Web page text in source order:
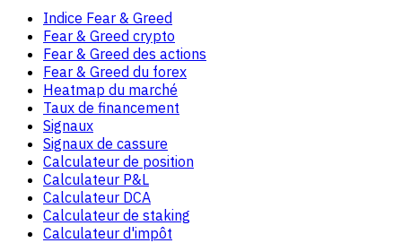
Indice Fear & Greed
Fear & Greed crypto
Fear & Greed des actions
Fear & Greed du forex
Heatmap du marché
Taux de financement
Signaux
Signaux de cassure
Calculateur de position
Calculateur P&L
Calculateur DCA
Calculateur de staking
Calculateur d'impôt